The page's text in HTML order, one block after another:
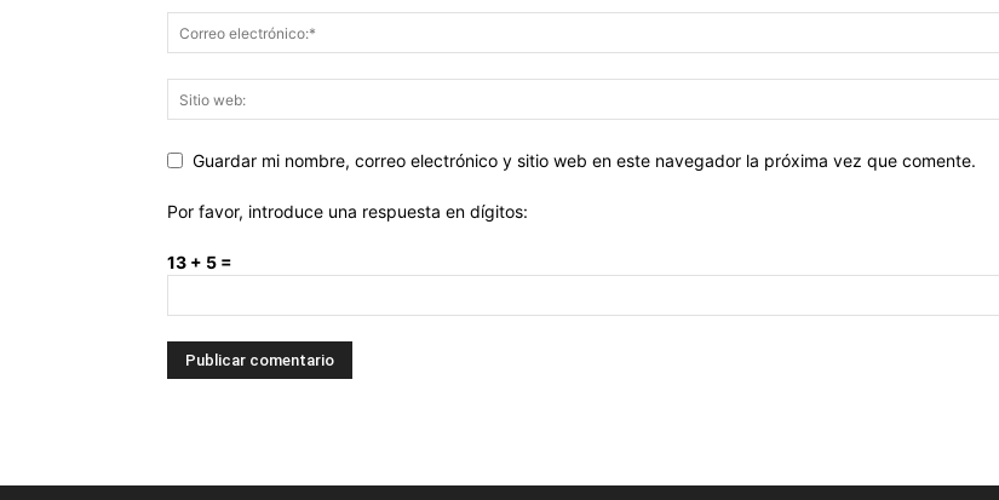
Guardar mi nombre, correo electrónico y sitio web en este navegador la próxima vez que comente.
Por favor, introduce una respuesta en dígitos:
13 + 5 =